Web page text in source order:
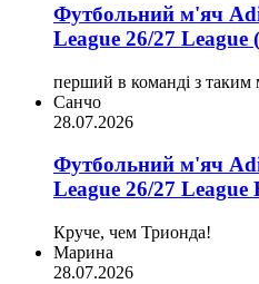
Футбольний м'яч
League 26/27
перший в команді з таким
Санчо
28.07.2026
Футбольний м'яч
League 26/27
Круче, чем Трионда!
Марина
28.07.2026